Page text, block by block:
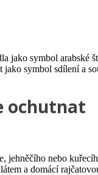
jako symbol arabské
symbol sdílení a
ochutnat
nebo
a domácí